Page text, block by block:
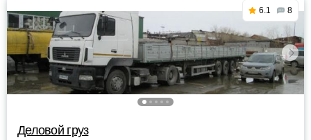
6.1 8
Деловой груз